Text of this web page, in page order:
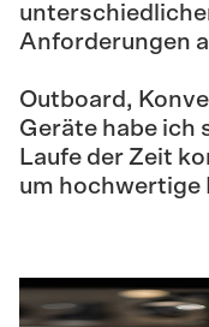
klarer,
Anforderungen
Outboard,
Geräte habe ich
Laufe der Zeit
um hochwertige